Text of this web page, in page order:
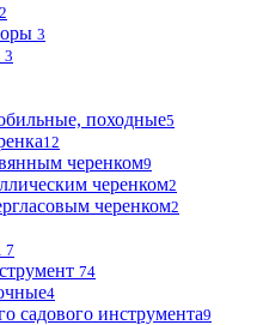
2
3
3
походные5
12
черенком9
черенком2
черенком2
7
74
4
садового инструмента9